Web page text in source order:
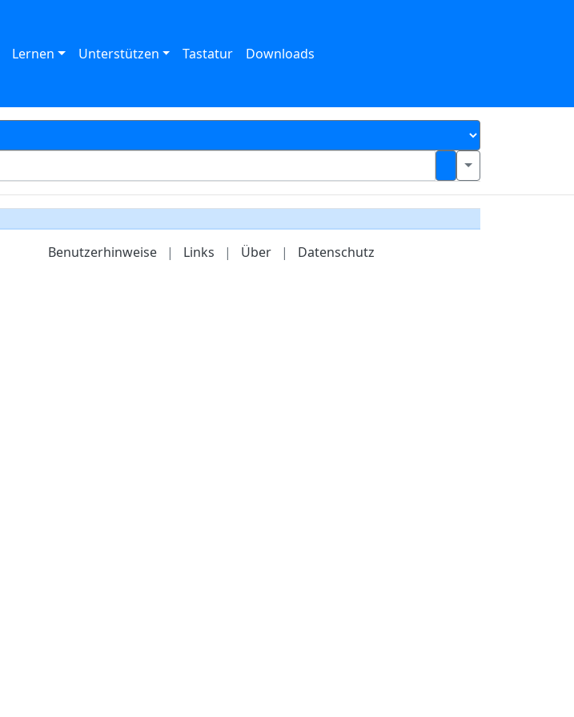
Lernen Unterstützen Tastatur Downloads
Benutzerhinweise | Links | Über | Datenschutz